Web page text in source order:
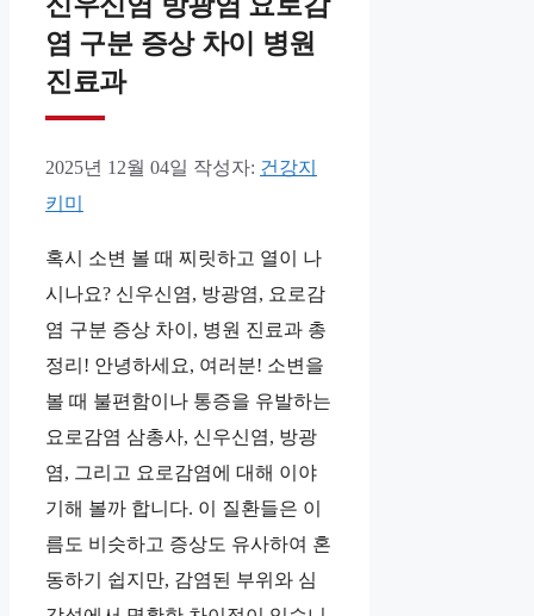
염 구분 증상 차이 병원
진료과
2025년 12월 04일 작성자: 건강지
키미
혹시 소변 볼 때 찌릿하고 열이 나
시나요? 신우신염, 방광염, 요로감
염 구분 증상 차이, 병원 진료과 총
정리! 안녕하세요, 여러분! 소변을
볼 때 불편함이나 통증을 유발하는
요로감염 삼총사, 신우신염, 방광
염, 그리고 요로감염에 대해 이야
기해 볼까 합니다. 이 질환들은 이
름도 비슷하고 증상도 유사하여 혼
동하기 쉽지만, 감염된 부위와 심